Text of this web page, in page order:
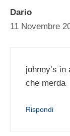
Dario
11 Novembre
johnny’s
che merda
Rispondi